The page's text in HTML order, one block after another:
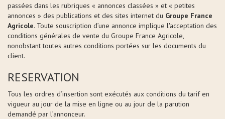
passées dans les rubriques « annonces classées » et « petites
annonces » des publications et des sites internet du Groupe France
Agricole. Toute souscription d’une annonce implique l'acceptation des
conditions générales de vente du Groupe France Agricole,
nonobstant toutes autres conditions portées sur les documents du
client.
RESERVATION
Tous les ordres d’insertion sont exécutés aux conditions du tarif en
vigueur au jour de la mise en ligne ou au jour de la parution
demandé par l’annonceur.